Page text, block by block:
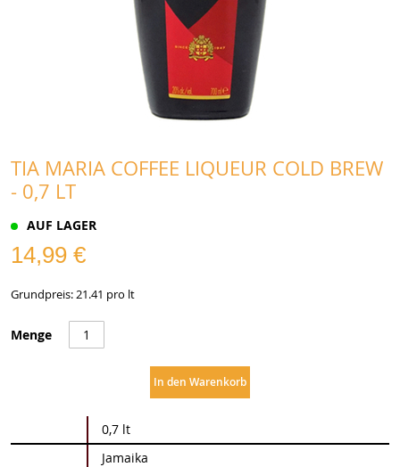
TIA MARIA COFFEE LIQUEUR COLD BREW
- 0,7 LT
AUF LAGER
14,99 €
Grundpreis: 21.41 pro lt
Menge
In den Warenkorb
Informationen
0,7 lt
Jamaika